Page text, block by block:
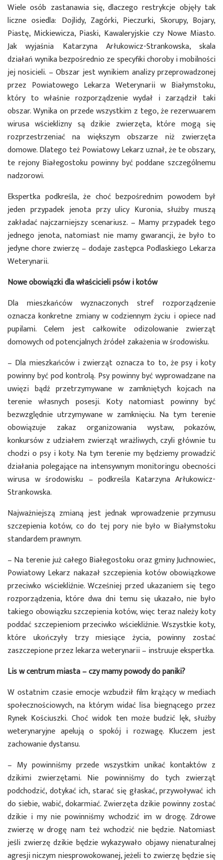
Wiele osób zastanawia się, dlaczego restrykcje objęły tak
liczne osiedla: Dojlidy, Zagórki, Pieczurki, Skorupy, Bojary,
Piastę, Mickiewicza, Piaski, Kawaleryjskie czy Nowe Miasto.
Jak wyjaśnia Katarzyna Arłukowicz-Strankowska, skala
działań wynika bezpośrednio ze specyfiki choroby i mobilności
jej nosicieli. – Obszar jest wynikiem analizy przeprowadzonej
przez Powiatowego Lekarza Weterynarii w Białymstoku,
który to właśnie rozporządzenie wydał i zarządził taki
obszar. Wynika on przede wszystkim z tego, że rezerwuarem
wirusa wścieklizny są dzikie zwierzęta, które mogą się
rozprzestrzeniać na większym obszarze niż zwierzęta
domowe. Dlatego też Powiatowy Lekarz uznał, że te obszary,
te rejony Białegostoku powinny być poddane szczególnemu
nadzorowi.
Ekspertka podkreśla, że choć bezpośrednim powodem był
jeden przypadek jenota przy ulicy Kuronia, służby muszą
zakładać najczarniejszy scenariusz. – Mamy przypadek tego
jednego jenota, natomiast nie mamy gwarancji, że było to
jedyne chore zwierzę – dodaje zastępca Podlaskiego Lekarza
Weterynarii.
Nowe obowiązki dla właścicieli psów i kotów
Dla mieszkańców wyznaczonych stref rozporządzenie
oznacza konkretne zmiany w codziennym życiu i opiece nad
pupilami. Celem jest całkowite odizolowanie zwierząt
domowych od potencjalnych źródeł zakażenia w środowisku.
– Dla mieszkańców i zwierząt oznacza to to, że psy i koty
powinny być pod kontrolą. Psy powinny być wyprowadzane na
uwięzi bądź przetrzymywane w zamkniętych kojcach na
terenie własnych posesji. Koty natomiast powinny być
bezwzględnie utrzymywane w zamknięciu. Na tym terenie
obowiązuje zakaz organizowania wystaw, pokazów,
konkursów z udziałem zwierząt wrażliwych, czyli głównie tu
chodzi o psy i koty. Na tym terenie my będziemy prowadzić
działania polegające na intensywnym monitoringu obecności
wirusa w środowisku – podkreśla Katarzyna Arłukowicz-
Strankowska.
Najważniejszą zmianą jest jednak wprowadzenie przymusu
szczepienia kotów, co do tej pory nie było w Białymstoku
standardem prawnym.
– Na terenie już całego Białegostoku oraz gminy Juchnowiec,
Powiatowy Lekarz nakazał szczepienia kotów obowiązkowe
przeciwko wściekliźnie. Wcześniej przed ukazaniem się tego
rozporządzenia, które dwa dni temu się ukazało, nie było
takiego obowiązku szczepienia kotów, więc teraz należy koty
poddać szczepieniom przeciwko wściekliźnie. Wszystkie koty,
które ukończyły trzy miesiące życia, powinny zostać
zaszczepione przez lekarza weterynarii – instruuje ekspertka.
Lis w centrum miasta – czy mamy powody do paniki?
W ostatnim czasie emocje wzbudził film krążący w mediach
społecznościowych, na którym widać lisa biegnącego przez
Rynek Kościuszki. Choć widok ten może budzić lęk, służby
weterynaryjne apelują o spokój i rozwagę. Kluczem jest
zachowanie dystansu.
– My powinniśmy przede wszystkim unikać kontaktów z
dzikimi zwierzętami. Nie powinniśmy do tych zwierząt
podchodzić, dotykać ich, starać się głaskać, przywoływać ich
do siebie, wabić, dokarmiać. Zwierzęta dzikie powinny zostać
dzikie i my nie powinniśmy wchodzić im w drogę. Zdrowe
zwierzę w drogę nam też wchodzić nie będzie. Natomiast
jeśli zwierzę dzikie będzie wykazywało objawy nienaturalnej
agresji niczym niesprowokowanej, jeżeli to zwierzę będzie się